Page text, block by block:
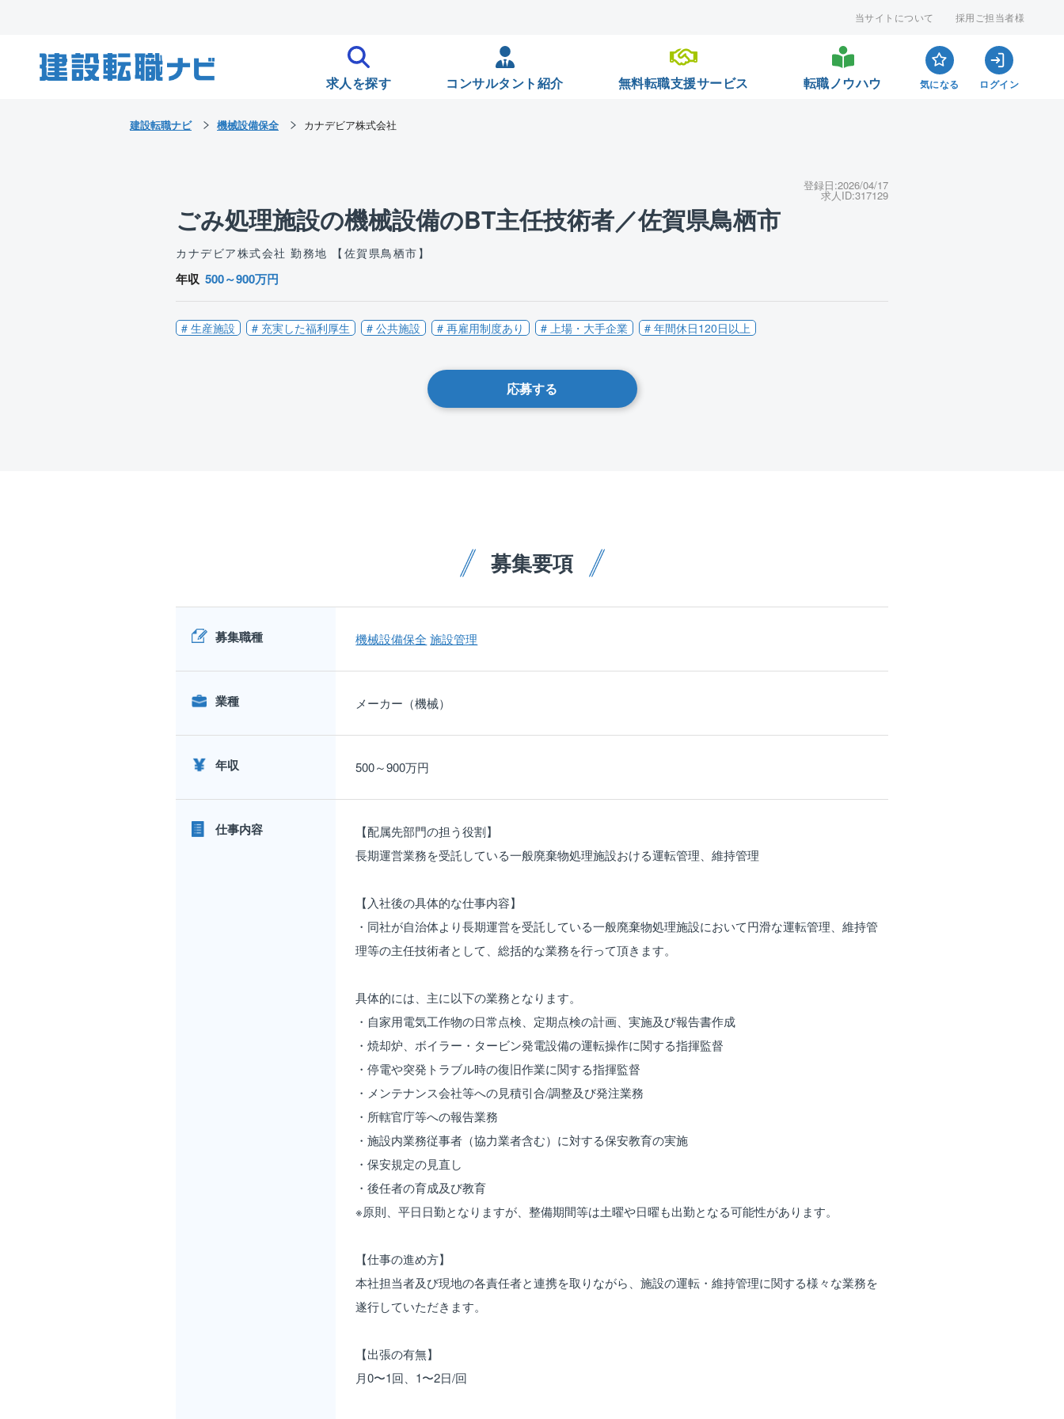
当サイトについて 採用ご担当者様
求人を探す コンサルタント紹介 無料転職支援サービス 転職ノウハウ 気になる ログイン
登録日:2026/04/17
求人ID:317129
ごみ処理施設の機械設備のBT主任技術者／佐賀県鳥栖市
カナデビア株式会社 勤務地 【佐賀県鳥栖市】
年収 500～900万円
# 生産施設 # 充実した福利厚生 # 公共施設 # 再雇用制度あり # 上場・大手企業 # 年間休日120日以上
応募する
募集要項
募集職種 機械設備保全 施設管理
業種 メーカー（機械）
年収 500～900万円
仕事内容
【配属先部門の担う役割】
長期運営業務を受託している一般廃棄物処理施設おける運転管理、維持管理
【入社後の具体的な仕事内容】
・同社が自治体より長期運営を受託している一般廃棄物処理施設において円滑な運転管理、維持管
理等の主任技術者として、総括的な業務を行って頂きます。
具体的には、主に以下の業務となります。
・自家用電気工作物の日常点検、定期点検の計画、実施及び報告書作成
・焼却炉、ボイラー・タービン発電設備の運転操作に関する指揮監督
・停電や突発トラブル時の復旧作業に関する指揮監督
・メンテナンス会社等への見積引合/調整及び発注業務
・所轄官庁等への報告業務
・施設内業務従事者（協力業者含む）に対する保安教育の実施
・保安規定の見直し
・後任者の育成及び教育
※原則、平日日勤となりますが、整備期間等は土曜や日曜も出勤となる可能性があります。
【仕事の進め方】
本社担当者及び現地の各責任者と連携を取りながら、施設の運転・維持管理に関する様々な業務を
遂行していただきます。
【出張の有無】
月0〜1回、1〜2日/回
建設転職ナビ 機械設備保全 カナデビア株式会社